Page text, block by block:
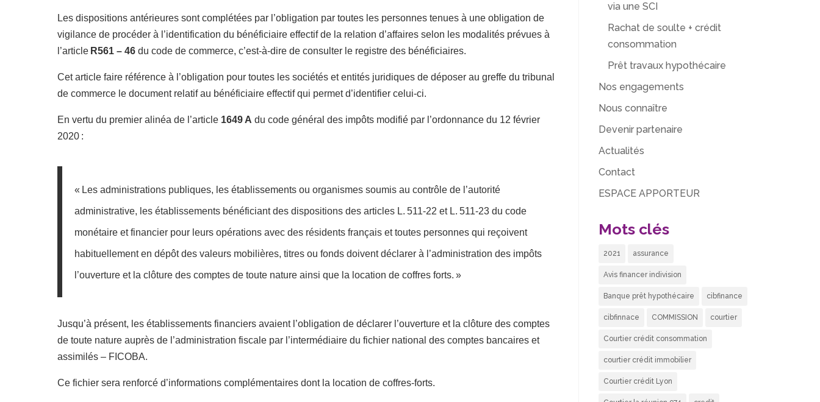
Les dispositions antérieures sont complétées par l’obligation par toutes les personnes tenues à une obligation de
vigilance de procéder à l’identification du bénéficiaire effectif de la relation d’affaires selon les modalités prévues à
l’article R561 – 46 du code de commerce, c’est-à-dire de consulter le registre des bénéficiaires.
Cet article faire référence à l’obligation pour toutes les sociétés et entités juridiques de déposer au greffe du tribunal
de commerce le document relatif au bénéficiaire effectif qui permet d’identifier celui-ci.
En vertu du premier alinéa de l’article 1649 A du code général des impôts modifié par l’ordonnance du 12 février
2020 :
« Les administrations publiques, les établissements ou organismes soumis au contrôle de l’autorité
administrative, les établissements bénéficiant des dispositions des articles L. 511-22 et L. 511-23 du code
monétaire et financier pour leurs opérations avec des résidents français et toutes personnes qui reçoivent
habituellement en dépôt des valeurs mobilières, titres ou fonds doivent déclarer à l’administration des impôts
l’ouverture et la clôture des comptes de toute nature ainsi que la location de coffres forts. »
Jusqu’à présent, les établissements financiers avaient l’obligation de déclarer l’ouverture et la clôture des comptes
de toute nature auprès de l’administration fiscale par l’intermédiaire du fichier national des comptes bancaires et
assimilés – FICOBA.
Ce fichier sera renforcé d’informations complémentaires dont la location de coffres-forts.
via une SCI
Rachat de soulte + crédit
consommation
Prêt travaux hypothécaire
Nos engagements
Nous connaître
Devenir partenaire
Actualités
Contact
ESPACE APPORTEUR
Mots clés
2021 assurance
Avis financer indivision
Banque prêt hypothécaire cibfinance
cibfinnace COMMISSION courtier
Courtier crédit consommation
courtier crédit immobilier
Courtier crédit Lyon